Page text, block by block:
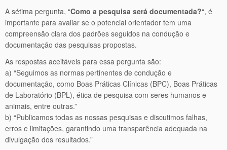
A sétima pergunta, “Como a pesquisa será documentada?“, é
importante para avaliar se o potencial orientador tem uma
compreensão clara dos padrões seguidos na condução e
documentação das pesquisas propostas.
As respostas aceitáveis para essa pergunta são:
a) “Seguimos as normas pertinentes de condução e
documentação, como Boas Práticas Clínicas (BPC), Boas Práticas
de Laboratório (BPL), ética de pesquisa com seres humanos e
animais, entre outras.”
b) “Publicamos todas as nossas pesquisas e discutimos falhas,
erros e limitações, garantindo uma transparência adequada na
divulgação dos resultados.”